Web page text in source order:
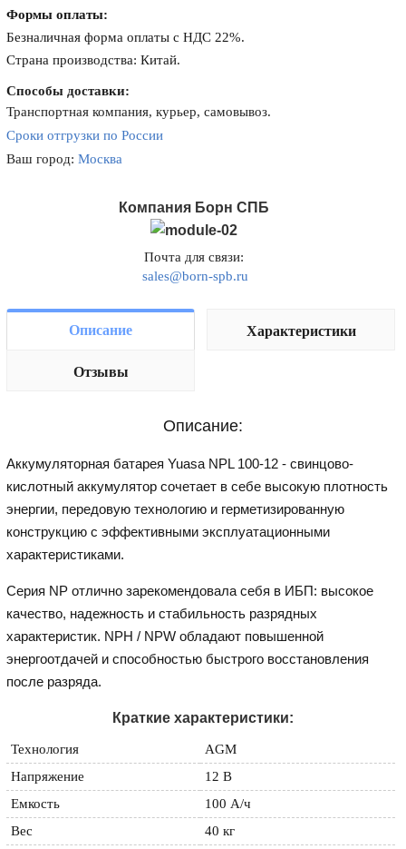
Формы оплаты:
Безналичная форма оплаты с НДС 22%.
Страна производства: Китай.
Способы доставки:
Транспортная компания, курьер, самовывоз.
Сроки отгрузки по России
Ваш город:Москва
Компания Борн СПБ
Почта для связи:
sales@born-spb.ru
Описание Характеристики
Отзывы
Описание:
Аккумуляторная батарея Yuasa NPL 100-12 - свинцово-
кислотный аккумулятор сочетает в себе высокую плотность
энергии, передовую технологию и герметизированную
конструкцию с эффективными эксплуатационными
характеристиками.
Серия NP отлично зарекомендовала себя в ИБП: высокое
качество, надежность и стабильность разрядных
характеристик. NPH / NPW обладают повышенной
энергоотдачей и способностью быстрого восстановления
после разряда.
Краткие характеристики:
Технология
AGM
Напряжение
12 В
Емкость
100 А/ч
Вес
40 кг